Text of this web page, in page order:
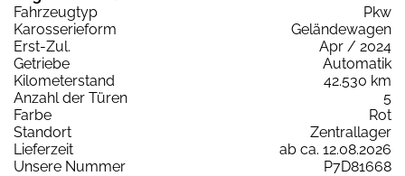
Fahrzeugtyp
Pkw
Karosserieform
Geländewagen
Erst-Zul.
Apr / 2024
Getriebe
Automatik
Kilometerstand
42.530 km
Anzahl der Türen
5
Farbe
Rot
Standort
Zentrallager
Lieferzeit
ab ca. 12.08.2026
Unsere Nummer
P7D81668